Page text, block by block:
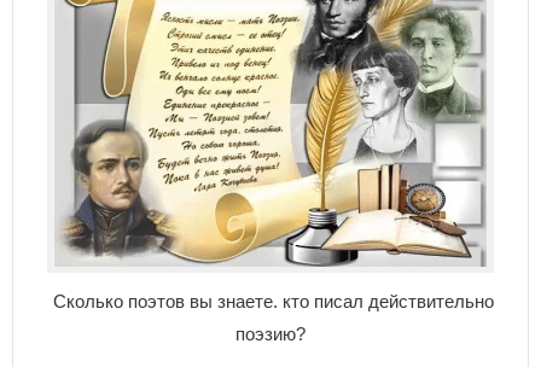
Сколько поэтов вы знаете. кто писал действительно
поэзию?